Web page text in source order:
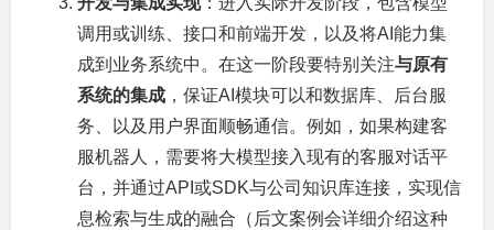
调用或训练、接口和前端开发，以及将AI能力集
成到业务系统中。在这一阶段要特别关注与原有
系统的集成 ，保证AI模块可以和数据库、后台服
务、以及用户界面顺畅通信。例如，如果构建客
服机器人，需要将大模型接入现有的客服对话平
台，并通过API或SDK与公司知识库连接，实现信
息检索与生成的融合（后文案例会详细介绍这种